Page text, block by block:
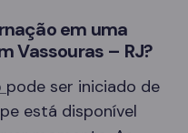
em uma
Vassouras – RJ?
pode ser iniciado de
está disponível